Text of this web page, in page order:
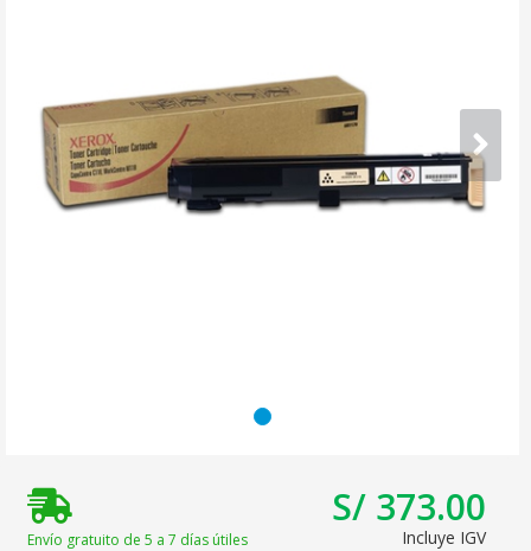
Envío gratuito de 5 a 7 días útiles
S/ 373.00
Incluye IGV